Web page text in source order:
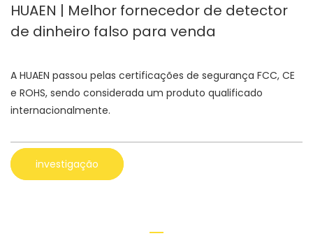
HUAEN | Melhor fornecedor de detector
de dinheiro falso para venda
A HUAEN passou pelas certificações de segurança FCC, CE
e ROHS, sendo considerada um produto qualificado
internacionalmente.
investigação